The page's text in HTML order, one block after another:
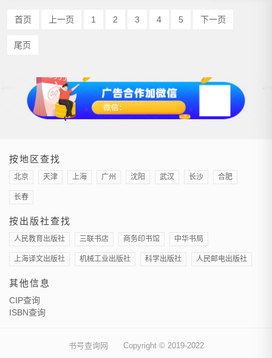
首页 上一页 1 2 3 4 5 下一页
尾页
按地区查找
北京 天津 上海 广州 沈阳 武汉 长沙 合肥
长春
按出版社查找
人民教育出版社 三联书店 商务印书馆 中华书局
上海译文出版社 机械工业出版社 科学出版社 人民邮电出版社
其他信息
CIP查询
ISBN查询
书号查询网 Copyright © 2019-2022